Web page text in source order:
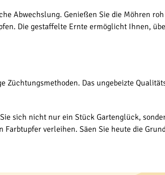
Abwechslung. Genießen Sie die Möhren
Die gestaffelte Ernte ermöglicht Ihnen,
Das ungebeizte
sich nicht nur ein Stück Gartenglück,
verleihen. Säen Sie heute die